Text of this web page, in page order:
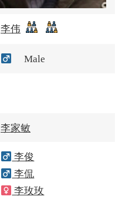
李伟
Male
李家敏
李俊
李侃
李玫玫